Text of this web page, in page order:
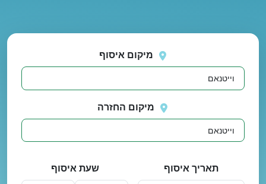
שוב
מיקום איסוף
מיקום החזרה
תאריך איסוף שעת איסוף